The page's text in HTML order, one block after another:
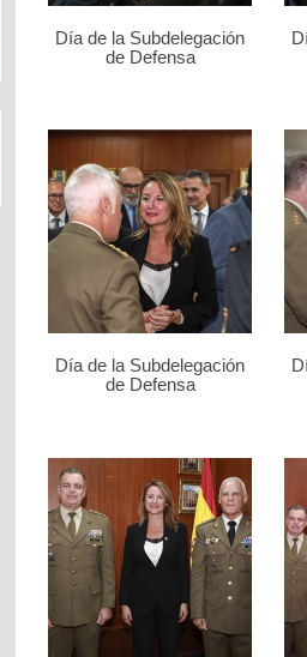
Día de la Subdelegación
de Defensa
Día de la Subdelegación
de Defensa